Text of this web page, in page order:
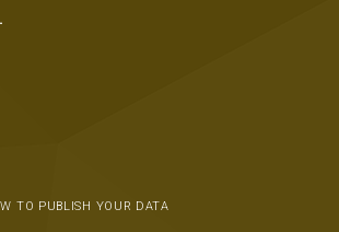
TO PUBLISH YOUR DATA